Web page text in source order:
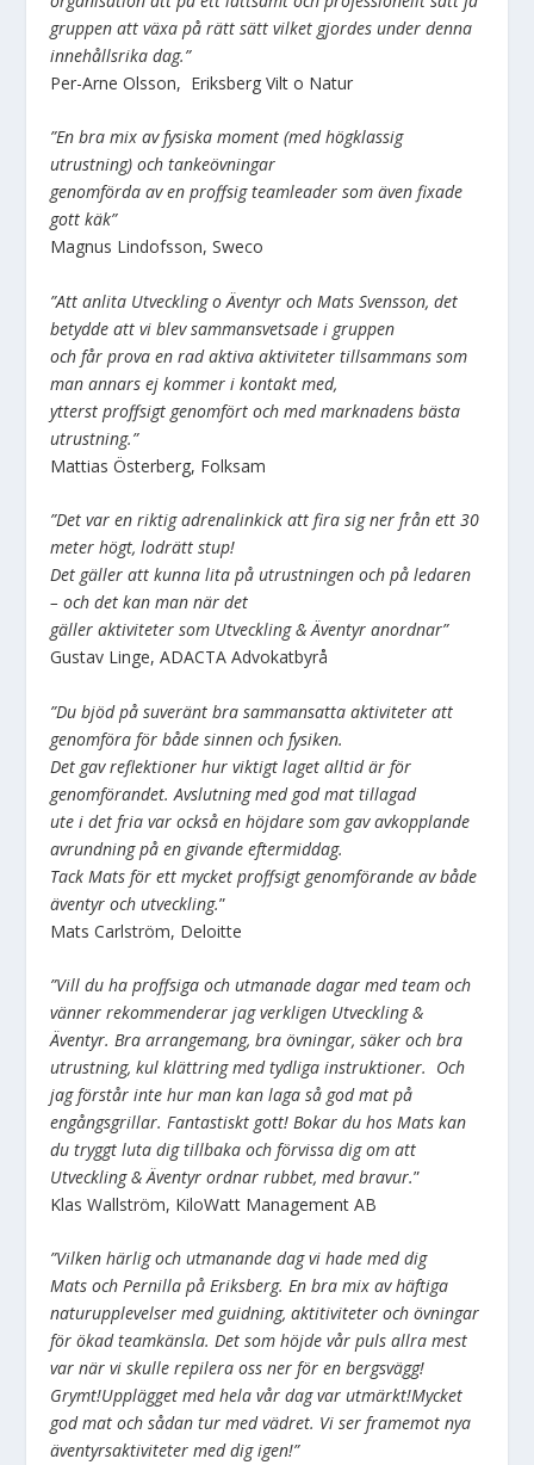
gruppen att växa på rätt sätt vilket gjordes under denna
innehållsrika dag.”
Per-Arne Olsson, Eriksberg Vilt o Natur
”En bra mix av fysiska moment (med högklassig
utrustning) och tankeövningar
genomförda av en proffsig teamleader som även fixade
gott käk”
Magnus Lindofsson, Sweco
”Att anlita Utveckling o Äventyr och Mats Svensson, det
betydde att vi blev sammansvetsade i gruppen
och får prova en rad aktiva aktiviteter tillsammans som
man annars ej kommer i kontakt med,
ytterst proffsigt genomfört och med marknadens bästa
utrustning.”
Mattias Österberg, Folksam
”Det var en riktig adrenalinkick att fira sig ner från ett 30
meter högt, lodrätt stup!
Det gäller att kunna lita på utrustningen och på ledaren
– och det kan man när det
gäller aktiviteter som Utveckling & Äventyr anordnar”
Gustav Linge, ADACTA Advokatbyrå
”Du bjöd på suveränt bra sammansatta aktiviteter att
genomföra för både sinnen och fysiken.
Det gav reflektioner hur viktigt laget alltid är för
genomförandet. Avslutning med god mat tillagad
ute i det fria var också en höjdare som gav avkopplande
avrundning på en givande eftermiddag.
Tack Mats för ett mycket proffsigt genomförande av både
äventyr och utveckling.”
Mats Carlström, Deloitte
”Vill du ha proffsiga och utmanade dagar med team och
vänner rekommenderar jag verkligen Utveckling &
Äventyr. Bra arrangemang, bra övningar, säker och bra
utrustning, kul klättring med tydliga instruktioner. Och
jag förstår inte hur man kan laga så god mat på
engångsgrillar. Fantastiskt gott! Bokar du hos Mats kan
du tryggt luta dig tillbaka och förvissa dig om att
Utveckling & Äventyr ordnar rubbet, med bravur.”
Klas Wallström, KiloWatt Management AB
”Vilken härlig och utmanande dag vi hade med dig
Mats och Pernilla på Eriksberg. En bra mix av häftiga
naturupplevelser med guidning, aktitiviteter och övningar
för ökad teamkänsla. Det som höjde vår puls allra mest
var när vi skulle repilera oss ner för en bergsvägg!
Grymt!Upplägget med hela vår dag var utmärkt!Mycket
god mat och sådan tur med vädret. Vi ser framemot nya
äventyrsaktiviteter med dig igen!”